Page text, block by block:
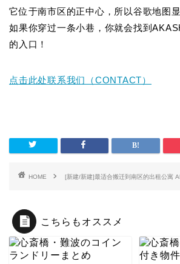
它位于南市区的正中心，所以谷歌地图
如果你穿过一条小巷，你就会找到
的入口！
点击此处联系我们（CONTACT）
HOME [新建/新建]最适合搬迁到南区的出租公寓
こちらもオススメ